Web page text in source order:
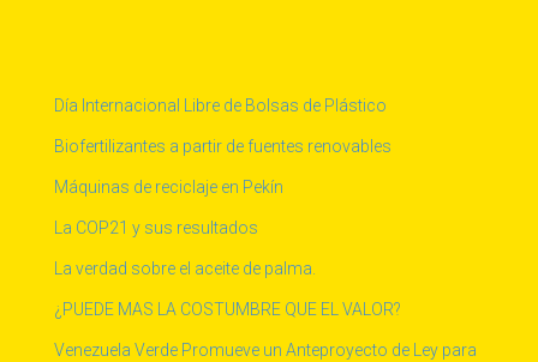
Día Internacional Libre de Bolsas de Plástico
Biofertilizantes a partir de fuentes renovables
Máquinas de reciclaje en Pekín
La COP21 y sus resultados
La verdad sobre el aceite de palma.
¿PUEDE MAS LA COSTUMBRE QUE EL VALOR?
Venezuela Verde Promueve un Anteproyecto de Ley para